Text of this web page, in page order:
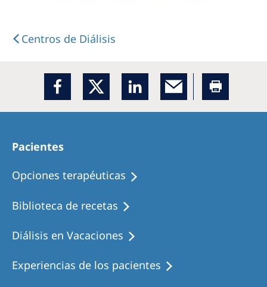
Centros de Diálisis
Pacientes
Opciones terapéuticas
Biblioteca de recetas
Diálisis en Vacaciones
Experiencias de los pacientes